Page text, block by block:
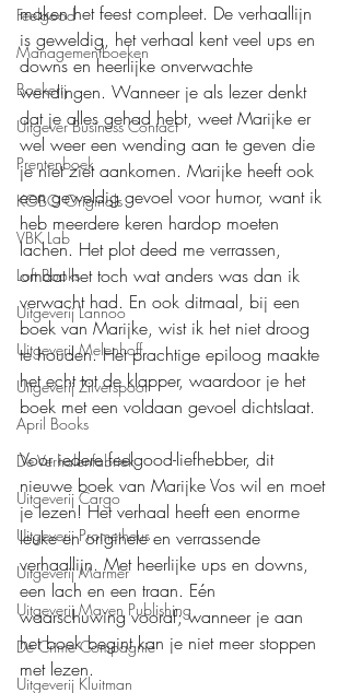
Feelgood
Managementboeken
Boekerij
Uitgever Business Contact
Prentenboek
KOBO Originals
VBK Lab
Loft Books
Uitgeverij Lannoo
Uitgeverij Melenhoff
Uitgeverij Zilverspoor
April Books
De Verhalenfabriek
Uitgeverij Cargo
Uitgeverij Prometheus
Uitgeverij Marmer
Uitgeverij Maven Publishing
De Crime Compagnie
Uitgeverij Kluitman
maken het feest compleet. De verhaallijn
is geweldig, het verhaal kent veel ups en
downs en heerlijke onverwachte
wendingen. Wanneer je als lezer denkt
dat je alles gehad hebt, weet Marijke er
wel weer een wending aan te geven die
je niet ziet aankomen. Marijke heeft ook
een geweldig gevoel voor humor, want ik
heb meerdere keren hardop moeten
lachen. Het plot deed me verrassen,
omdat het toch wat anders was dan ik
verwacht had. En ook ditmaal, bij een
boek van Marijke, wist ik het niet droog
te houden. Het prachtige epiloog maakte
het echt tot de klapper, waardoor je het
boek met een voldaan gevoel dichtslaat.
Voor iedere feelgood-liefhebber, dit
nieuwe boek van Marijke Vos wil en moet
je lezen! Het verhaal heeft een enorme
leuke en originele en verrassende
verhaallijn. Met heerlijke ups en downs,
een lach en een traan. Eén
waarschuwing vooraf; wanneer je aan
het boek begint kan je niet meer stoppen
met lezen.